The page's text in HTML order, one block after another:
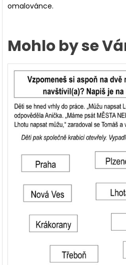
omalovánce.
Mohlo by se